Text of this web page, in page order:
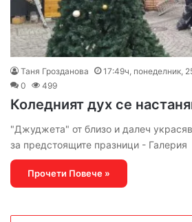
Таня Грозданова
17:49ч, понеделник,
0
499
Коледният дух се
"Джуджета" от близо и далеч
за предстоящите празници - Галерия
Прочети Повече »